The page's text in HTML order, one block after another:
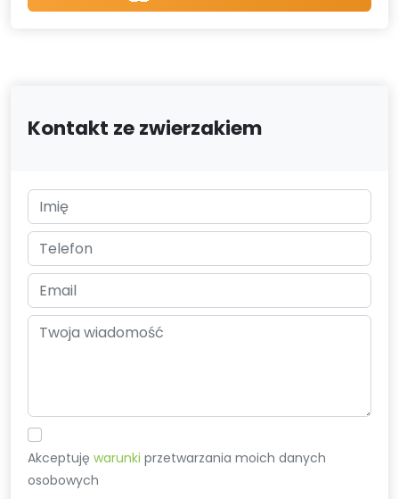
Kontakt ze zwierzakiem
Akceptujęwarunki przetwarzania moich danych
osobowych